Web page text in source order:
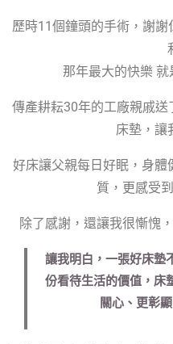
歷時11個鐘頭的手術，謝
那年最大的快樂 就
傳產耕耘30年的工廠親戚
床墊，讓
好床讓父親每日好眠，身
質，更感受
除了感謝，還讓我很慚愧
讓我明白，一張好床墊
份看待生活的價值， 床
關心、更彰